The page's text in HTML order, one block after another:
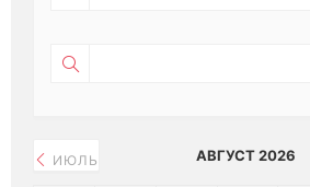
ИЮЛЬ АВГУСТ 2026